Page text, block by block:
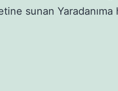
sunan Yaradanıma